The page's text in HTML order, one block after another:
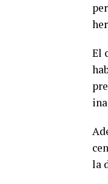
El
la